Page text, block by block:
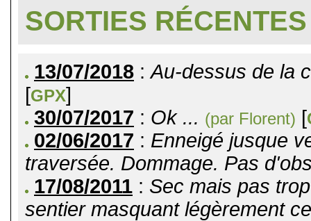
SORTIES RÉCENTES
13/07/2018 :Au-dessus de la
[GPX]
30/07/2017 : Ok ... (par Florent) [
02/06/2017 : Enneigé jusque
traversée. Dommage. Pas
17/08/2011 : Sec mais pas
sentier masquant légèrement